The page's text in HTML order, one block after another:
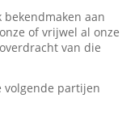
bekendmaken aan
of vrijwel al onze
van die
volgende partijen